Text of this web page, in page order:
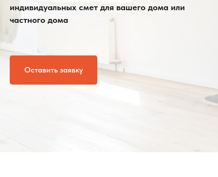
индивидуальных смет для вашего дома или
частного дома
Оставить заявку